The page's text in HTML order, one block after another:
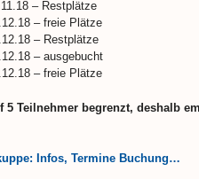
– Restplätze
– freie Plätze
– Restplätze
– ausgebucht
– freie Plätze
5 Teilnehmer begrenzt, deshalb
Infos, Termine Buchung…